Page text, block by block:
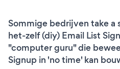
Sommige bedrijven take a
het-zelf (diy) Email List
"computer guru" die
Signup in 'no time' kan